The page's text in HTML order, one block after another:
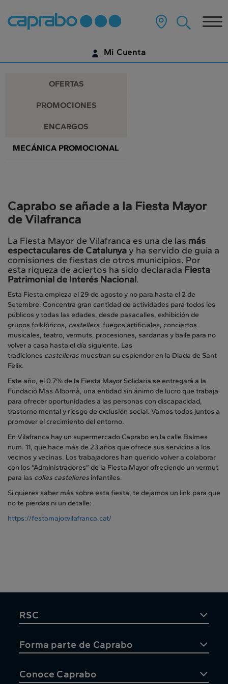
Promociones
y
descuentos
en
nuestros
supermercados
contenido
página
Mi Cuenta
¿AÚN NO TIENES UNA CUENTA DIGITAL?
OFERTAS
PROMOCIONES
ENCARGOS
MECÁNICA PROMOCIONAL
Caprabo se añade a la Fiesta Mayor
de Vilafranca
La Fiesta Mayor de Vilafranca es una de las más
espectaculares de Catalunya y ha servido de guía a
comisiones de fiestas de otros municipios. Por
esta riqueza de aciertos ha sido declarada Fiesta
Patrimonial de Interés Nacional.
Esta Fiesta empieza el 29 de agosto y no para hasta el 2 de
Setembre. Concentra gran cantidad de actividades para todos los
públicos y todas las edades, desde pasacalles, exhibición de
grupos folklóricos, castellers, fuegos artificiales, conciertos
musicales, teatro, vermuts, procesiones, sardanas y baile para no
volver a casa hasta el día siguiente. Las
tradiciones castelleras muestran su esplendor en la Diada de Sant
Fèlix.
Este año, el 0.7% de la Fiesta Mayor Solidaria se entregará a la
Fundació Mas Albornà, una entidad sin ánimo de lucro que trabaja
para ofrecer oportunidades a las personas con discapacidad,
trastorno mental y riesgo de exclusión social. Vamos todos juntos a
promover el crecimiento del entorno.
En Vilafranca hay un supermercado Caprabo en la calle Balmes
num. 11, que hace más de 23 años que ofrece sus servicios a los
vecinos y vecinas. Los trabajadores han querido volver a colaborar
con los “Administradores” de la Fiesta Mayor ofreciendo un vermut
para las colles castelleres infantiles.
Si quieres saber más sobre esta fiesta, te dejamos un link para que
no te pierdas ni un detalle:
https://festamajor.vilafranca.cat/
RSC
Forma parte de Caprabo
Conoce Caprabo